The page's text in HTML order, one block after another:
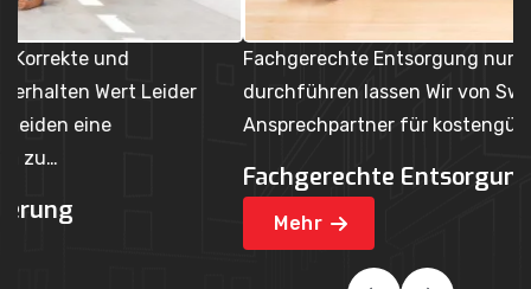
Fachgerechte Entsorgung nur vom Experten
durchführen lassen Wir von Swiss Movers AG sind der
Ansprechpartner für kostengünstige und…
Fachgerechte Entsorgung
Mehr